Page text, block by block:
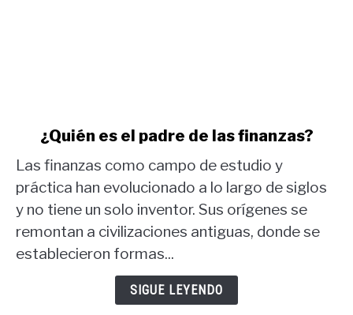
¿Quién
es
el
las
¿Quién es el padre de las finanzas?
Las finanzas como campo de estudio y
práctica han evolucionado a lo largo de siglos
y no tiene un solo inventor. Sus orígenes se
remontan a civilizaciones antiguas, donde se
establecieron formas...
SIGUE LEYENDO